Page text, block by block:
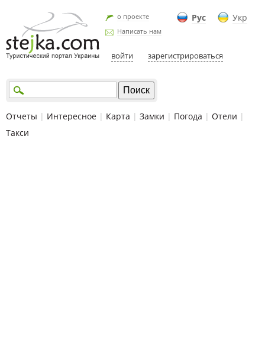
Рус Укр
о проекте
Написать нам
войти зарегистрироваться
Отчеты | Интересное | Карта | Замки | Погода | Отели |
Такси